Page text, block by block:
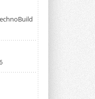
в
визитом ...
...